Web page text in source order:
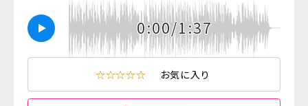
0:00/1:37
☆☆☆☆☆ お気に入り